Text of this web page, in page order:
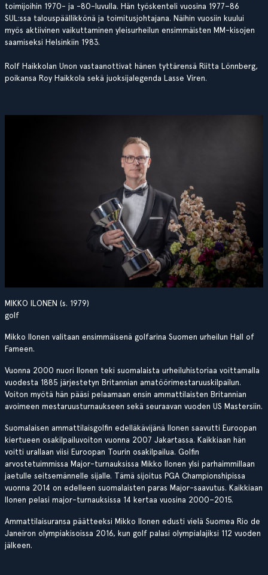
toimijoihin 1970- ja -80-luvulla. Hän työskenteli vuosina 1977–86
SUL:ssa talouspäällikkönä ja toimitusjohtajana. Näihin vuosiin kuului
myös aktiivinen vaikuttaminen yleisurheilun ensimmäisten MM-kisojen
saamiseksi Helsinkiin 1983.
Rolf Haikkolan Unon vastaanottivat hänen tyttärensä Riitta Lönnberg,
poikansa Roy Haikkola sekä juoksijalegenda Lasse Viren.
MIKKO ILONEN (s. 1979)
golf
Mikko Ilonen valitaan ensimmäisenä golfarina Suomen urheilun Hall of
Fameen.
Vuonna 2000 nuori Ilonen teki suomalaista urheiluhistoriaa voittamalla
vuodesta 1885 järjestetyn Britannian amatöörimestaruuskilpailun.
Voiton myötä hän pääsi pelaamaan ensin ammattilaisten Britannian
avoimeen mestaruusturnaukseen sekä seuraavan vuoden US Mastersiin.
Suomalaisen ammattilaisgolfin edelläkävijänä Ilonen saavutti Euroopan
kiertueen osakilpailuvoiton vuonna 2007 Jakartassa. Kaikkiaan hän
voitti urallaan viisi Euroopan Tourin osakilpailua. Golfin
arvostetuimmissa Major-turnauksissa Mikko Ilonen ylsi parhaimmillaan
jaetulle seitsemännelle sijalle. Tämä sijoitus PGA Championshipissa
vuonna 2014 on edelleen suomalaisten paras Major-saavutus. Kaikkiaan
Ilonen pelasi major-turnauksissa 14 kertaa vuosina 2000–2015.
Ammattilaisuransa päätteeksi Mikko Ilonen edusti vielä Suomea Rio de
Janeiron olympiakisoissa 2016, kun golf palasi olympialajiksi 112 vuoden
jälkeen.